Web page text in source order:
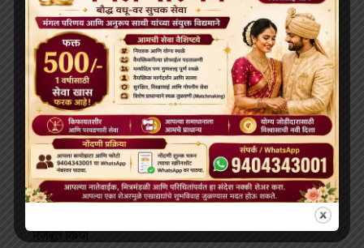
दलाई लामा 91 साल के हो गए हैं; भारत और चीन के बीच बौद्ध धर्म
के भविष्य को लेकर खींचतान चल रही है
भव्य बौद्ध धम्म जुलूस बोमडिला में प्रवेश करता है
‘विकसित भारत 2047’ के लिए बौद्ध मूल्य और आधुनिक विज्ञान
अहम: हिमाचल के राज्यपाल
थाईलैंड के महामहिम राजा ने सड़क दुर्घटना में घायल भिक्षुओं की
देखभाल की जिम्मेदारी ली, शाही संरक्षण में होगा उपचार
मज़बूत किया